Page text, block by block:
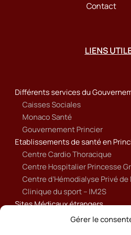
Gérer le
Contact
LIENS
Différents services du
Caisses Sociales
Monaco Santé
Gouvernement Princier
Etablissements de santé en
Centre Cardio Thoracique
Centre Hospitalier Princesse
Centre d’Hémodialyse Privé
Clinique du sport – IM2S
Sites Médicaux étrangers